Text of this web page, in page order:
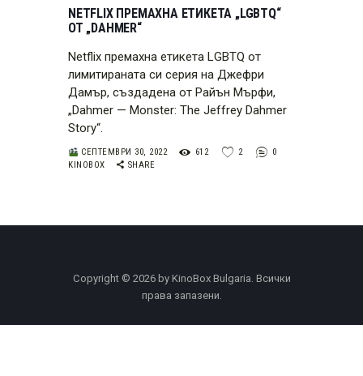
NETFLIX ПРЕМАХНА ЕТИКЕТА „LGBTQ“
ОТ „DAHMER“
Netflix премахна етикета LGBTQ от
лимитираната си серия на Джефри
Дамър, създадена от Райън Мърфи,
„Dahmer — Monster: The Jeffrey Dahmer
Story“.
СЕПТЕМВРИ 30, 2022 612 2
0
KINOBOX
SHARE
Copyright © 2026 by KinoBox Bulgaria. Всички
права запазени.